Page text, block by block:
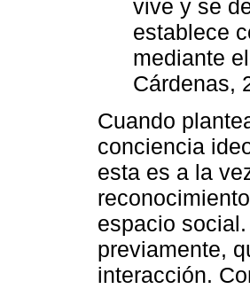
vive y se
establece
mediante
Cárdenas,
Cuando
conciencia
esta es a la
espacio
previamente,
interacción.